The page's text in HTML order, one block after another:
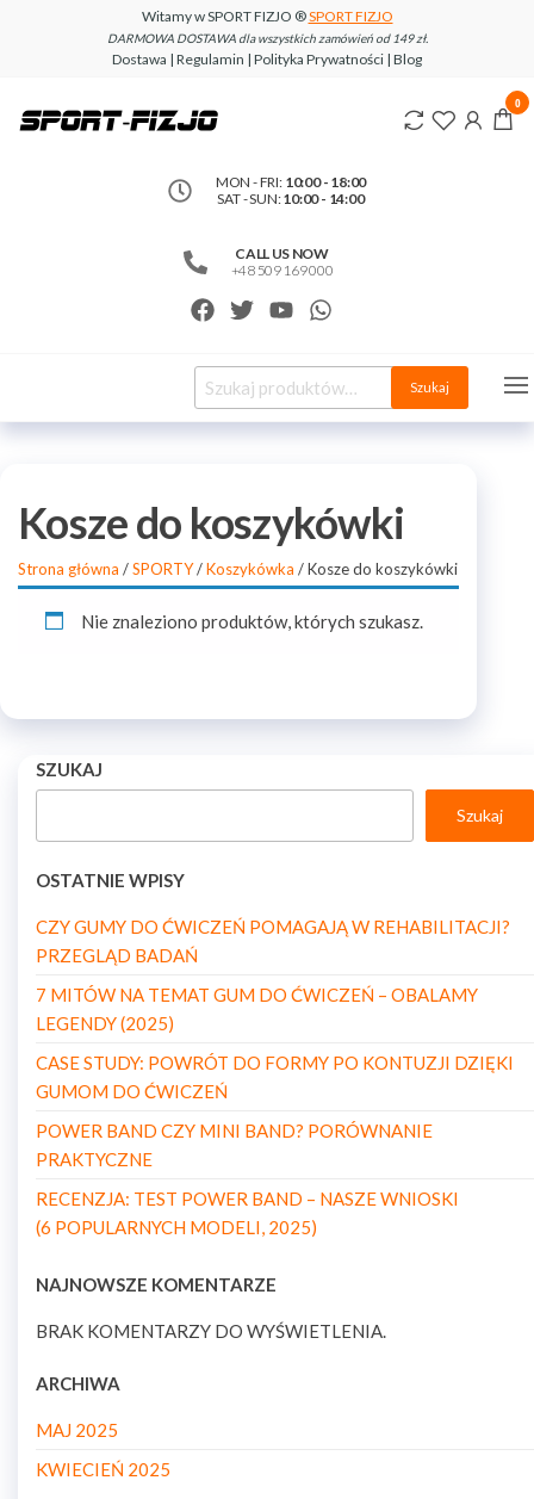
Witamy w SPORT FIZJO ®SPORT FIZJO
DARMOWA DOSTAWA dla wszystkich zamówień od 149 zł.
Dostawa | Regulamin | Polityka Prywatności | Blog
www.sport-
MON - FRI: 10:00 - 18:00
SAT - SUN:10:00 - 14:00
CALL US NOW
+48 509 169 000
0
Szukaj
Kosze do koszykówki
Strona główna /SPORTY/Koszykówka / Kosze do koszykówki
Nie znaleziono produktów, których szukasz.
SZUKAJ
Szukaj
OSTATNIE WPISY
CZY GUMY DO ĆWICZEŃ POMAGAJĄ W REHABILITACJI?
PRZEGLĄD BADAŃ
7 MITÓW NA TEMAT GUM DO ĆWICZEŃ – OBALAMY
LEGENDY (2025)
CASE STUDY: POWRÓT DO FORMY PO KONTUZJI DZIĘKI
GUMOM DO ĆWICZEŃ
POWER BAND CZY MINI BAND? PORÓWNANIE
PRAKTYCZNE
RECENZJA: TEST POWER BAND – NASZE WNIOSKI
(6 POPULARNYCH MODELI, 2025)
NAJNOWSZE KOMENTARZE
BRAK KOMENTARZY DO WYŚWIETLENIA.
ARCHIWA
MAJ 2025
KWIECIEŃ 2025